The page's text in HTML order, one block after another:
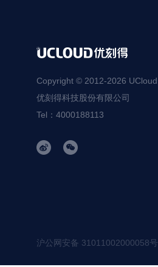
Copyright © 2012-2026 UCloud
优刻得科技股份有限公司
Tel：4000188113
沪公网安备 31011002000058号